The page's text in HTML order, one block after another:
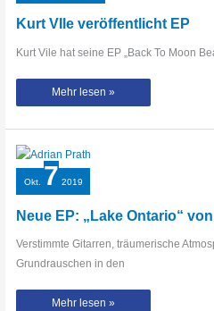
Kurt VIle veröffentlicht EP
Kurt Vile hat seine EP „Back To Moon
Kurt
veröffentlicht
Mehr lesen »
Okt. 7 2019
Neue EP: „Lake Ontario“
Verstimmte Gitarren, träumerische
Grundrauschen in den
Neue
Mehr lesen »